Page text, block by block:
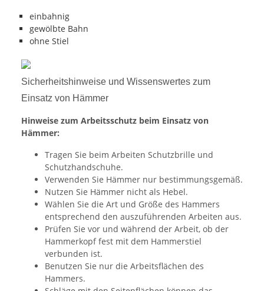
einbahnig
gewölbte Bahn
ohne Stiel
Sicherheitshinweise und Wissenswertes zum
Einsatz von Hämmer
Hinweise zum Arbeitsschutz beim Einsatz von
Hämmer:
Tragen Sie beim Arbeiten Schutzbrille und
Schutzhandschuhe.
Verwenden Sie Hämmer nur bestimmungsgemäß.
Nutzen Sie Hämmer nicht als Hebel.
Wählen Sie die Art und Größe des Hammers
entsprechend den auszuführenden Arbeiten aus.
Prüfen Sie vor und während der Arbeit, ob der
Hammerkopf fest mit dem Hammerstiel
verbunden ist.
Benutzen Sie nur die Arbeitsflächen des
Hammers.